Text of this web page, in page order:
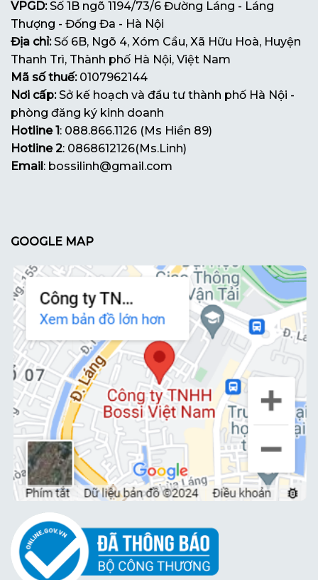
VPGD:Số 1B ngõ 1194/73/6 Đường Láng - Láng
Thượng - Đống Đa - Hà Nội
Địa chỉ:Số 6B, Ngõ 4, Xóm Cầu, Xã Hữu Hoà, Huyện
Thanh Trì, Thành phố Hà Nội, Việt Nam
Mã số thuế:0107962144
Nơi cấp:Sở kế hoạch và đầu tư thành phố Hà Nội -
phòng đăng ký kinh doanh
Hotline 1 : 088.866.1126 (Ms Hiền 89)
Hotline 2: 0868612126(Ms.Linh)
Email : bossilinh@gmail.com
GOOGLE MAP